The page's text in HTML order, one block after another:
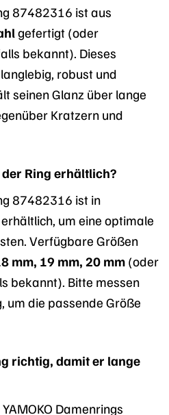
87482316 ist aus
gefertigt (oder
bekannt). Dieses
robust und
seinen Glanz über lange
Kratzern und
Ring erhältlich?
87482316 ist in
um eine optimale
Verfügbare Größen
mm, 19 mm, 20 mm (oder
bekannt). Bitte messen
um die passende Größe
richtig, damit er lange
Damenrings